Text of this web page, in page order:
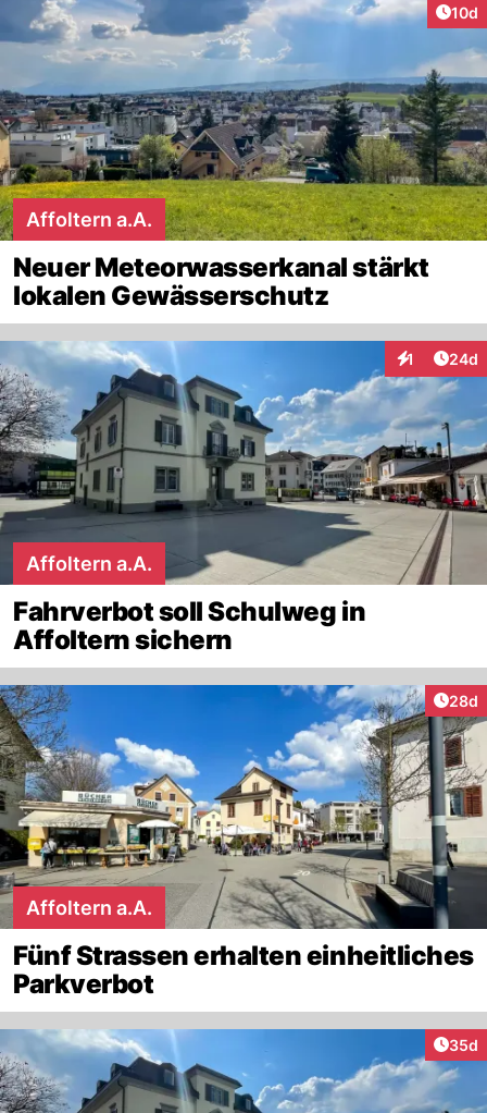
10d
Affoltern a.A.
Neuer Meteorwasserkanal stärkt
lokalen Gewässerschutz
1
Interaktionen
24d
Affoltern a.A.
Fahrverbot soll Schulweg in
Affoltern sichern
28d
Affoltern a.A.
Fünf Strassen erhalten einheitliches
Parkverbot
35d